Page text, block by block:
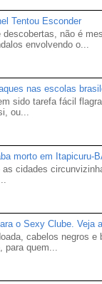
Tentou Esconder
não é
envolvendo o...
nas escolas
sido tarefa fácil
ou...
morto em Itapicuru-
cidades
o Sexy Clube. Veja
cabelos negros
para quem...